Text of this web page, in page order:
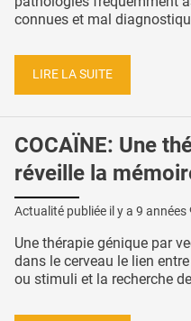
connues et mal
LIRE LA SUITE
COCAÏNE: Une
réveille la
Actualité publiée il y a 9 années
Une thérapie génique par
dans le cerveau le lien
ou stimuli et la recherche